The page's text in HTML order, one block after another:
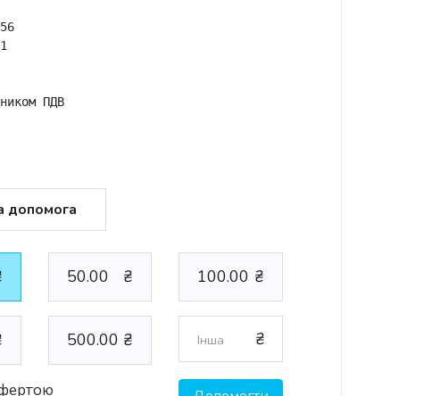
ПДВ
допомога
50.00 ₴ 100.00 ₴
500.00 ₴ ₴